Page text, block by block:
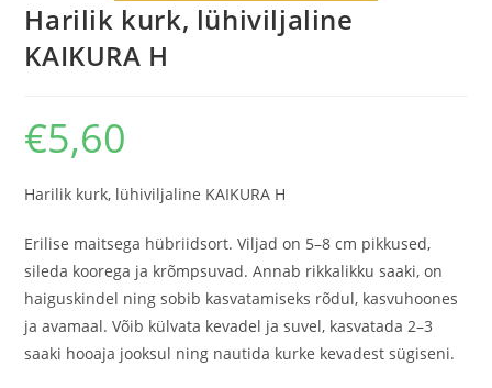
Harilik kurk, lühiviljaline
KAIKURA H
€5,60
Harilik kurk, lühiviljaline KAIKURA H
Erilise maitsega hübriidsort. Viljad on 5–8 cm pikkused,
sileda koorega ja krõmpsuvad. Annab rikkalikku saaki, on
haiguskindel ning sobib kasvatamiseks rõdul, kasvuhoones
ja avamaal. Võib külvata kevadel ja suvel, kasvatada 2–3
saaki hooaja jooksul ning nautida kurke kevadest sügiseni.